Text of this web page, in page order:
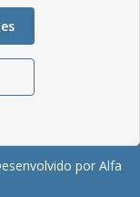
por Alfa